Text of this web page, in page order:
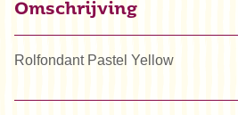
Omschrijving
Rolfondant Pastel Yellow